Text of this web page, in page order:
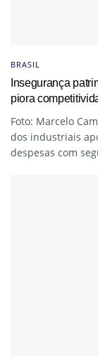
BRASIL
Insegurança
piora
Foto: Marcelo
dos industriais
despesas com